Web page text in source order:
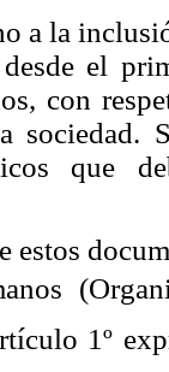
a la
desde el
con
sociedad.
que
estos
1º